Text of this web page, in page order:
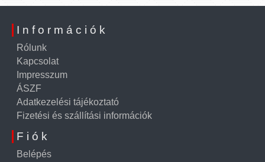
Információk
Rólunk
Kapcsolat
Impresszum
ÁSZF
Adatkezelési tájékoztató
Fizetési és szállítási információk
Fiók
Belépés